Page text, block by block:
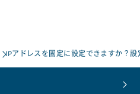
IPアドレスを固定に設定できますか？